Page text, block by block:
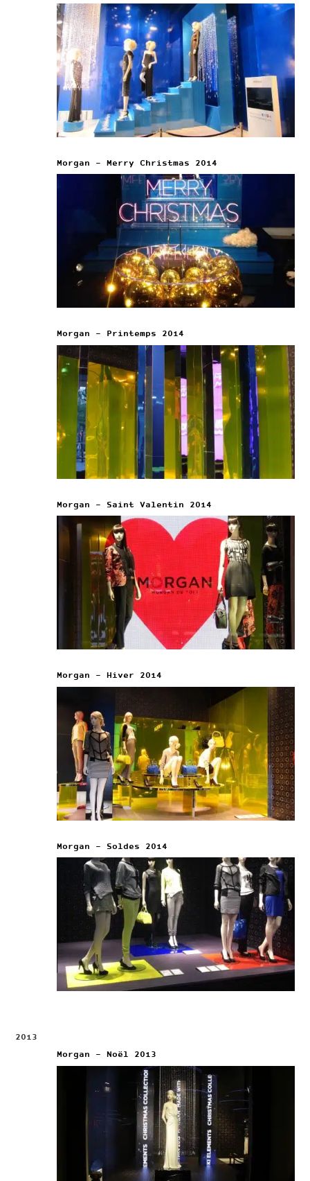
Morgan – Merry Christmas 2014
Morgan – Printemps 2014
Morgan – Saint Valentin 2014
Morgan – Hiver 2014
Morgan – Soldes 2014
2013
Morgan – Noël 2013